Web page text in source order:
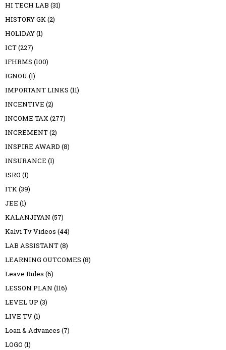
HI TECH LAB (31)
HISTORY GK(2)
HOLIDAY(1)
ICT(227)
IFHRMS (100)
IGNOU (1)
IMPORTANT LINKS (11)
INCENTIVE (2)
INCOME TAX(277)
INCREMENT(2)
INSPIRE AWARD (8)
INSURANCE (1)
ISRO (1)
ITK(39)
JEE (1)
KALANJIYAN (57)
Kalvi Tv Videos (44)
LAB ASSISTANT(8)
LEARNING OUTCOMES (8)
Leave Rules (6)
LESSON PLAN (116)
LEVEL UP (3)
LIVE TV(1)
Loan & Advances (7)
LOGO (1)